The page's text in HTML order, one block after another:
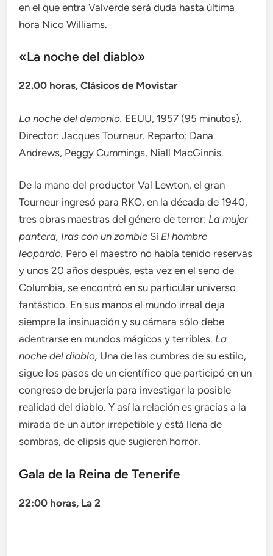
en el que entra Valverde será duda hasta última
hora Nico Williams.
«La noche del diablo»
22.00 horas, Clásicos de Movistar
La noche del demonio. EEUU, 1957 (95 minutos).
Director: Jacques Tourneur. Reparto: Dana
Andrews, Peggy Cummings, Niall MacGinnis.
De la mano del productor Val Lewton, el gran
Tourneur ingresó para RKO, en la década de 1940,
tres obras maestras del género de terror: La mujer
pantera, Iras con un zombie Sí El hombre
leopardo. Pero el maestro no había tenido reservas
y unos 20 años después, esta vez en el seno de
Columbia, se encontró en su particular universo
fantástico. En sus manos el mundo irreal deja
siempre la insinuación y su cámara sólo debe
adentrarse en mundos mágicos y terribles. La
noche del diablo, Una de las cumbres de su estilo,
sigue los pasos de un científico que participó en un
congreso de brujería para investigar la posible
realidad del diablo. Y así la relación es gracias a la
mirada de un autor irrepetible y está llena de
sombras, de elipsis que sugieren horror.
Gala de la Reina de Tenerife
22:00 horas, La 2